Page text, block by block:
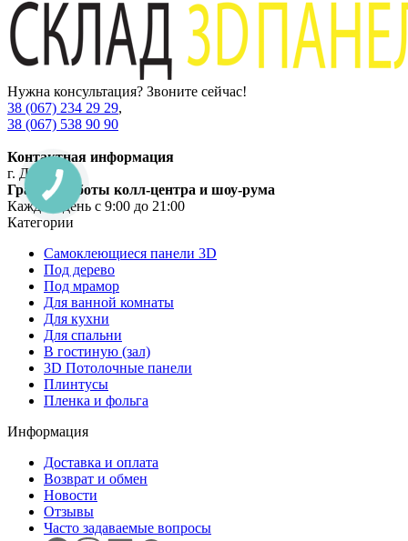
Нужна консультация? Звоните сейчас!
38 (067) 234 29 29,
38 (067) 538 90 90
Контактная информация
г. Днепр
График работы колл-центра и шоу-рума
Каждый день с 9:00 до 21:00
Категории
Самоклеющиеся панели 3D
Под дерево
Под мрамор
Для ванной комнаты
Для кухни
Для спальни
В гостиную (зал)
3D Потолочные панели
Плинтусы
Пленка и фольга
Информация
Доставка и оплата
Возврат и обмен
Новости
Отзывы
Часто задаваемые вопросы